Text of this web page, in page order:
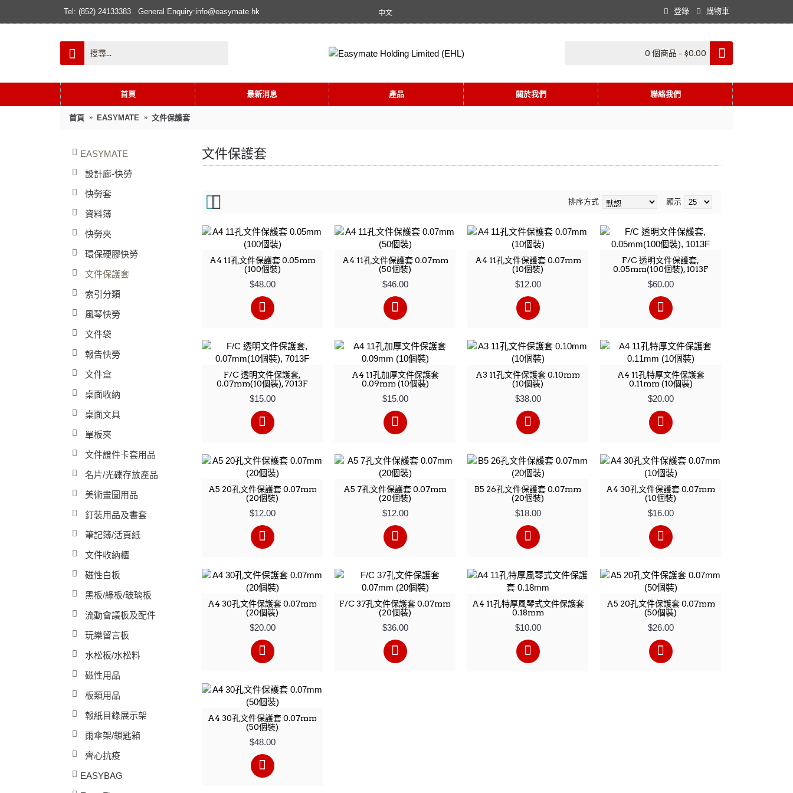
Tel: (852) 24133383 General Enquiry:info@easymate.hk 中文 登錄 購物車
0 個商品 - $0.00
首頁 最新消息 產品 關於我們 聯絡我們
首頁 EASYMATE 文件保護套
EASYMATE
設計廊-快勞
快勞套
資料簿
快勞夾
環保硬膠快勞
文件保護套
索引分類
風琴快勞
文件袋
報告快勞
文件盒
桌面收納
桌面文具
單板夾
文件證件卡套用品
名片/光碟存放產品
美術畫圖用品
釘裝用品及書套
筆記簿/活頁紙
文件收納櫃
磁性白板
黑板/綠板/玻璃板
流動會議板及配件
玩樂留言板
水松板/水松料
磁性用品
板類用品
報紙目錄展示架
雨傘架/鎖匙箱
齊心抗疫
EASYBAG
文件保護套
顯示
排序方式
A4 11孔文件保護套 0.05mm
(100個裝)
$48.00
A4 11孔文件保護套 0.07mm
(50個裝)
$46.00
A4 11孔文件保護套 0.07mm
(10個裝)
$12.00
F/C 透明文件保護套,
0.05mm(100個裝), 1013F
$60.00
F/C 透明文件保護套,
0.07mm(10個裝), 7013F
$15.00
A4 11孔加厚文件保護套
0.09mm (10個裝)
$15.00
A3 11孔文件保護套 0.10mm
(10個裝)
$38.00
A4 11孔特厚文件保護套
0.11mm (10個裝)
$20.00
A5 20孔文件保護套 0.07mm
(20個裝)
$12.00
A5 7孔文件保護套 0.07mm
(20個裝)
$12.00
B5 26孔文件保護套 0.07mm
(20個裝)
$18.00
A4 30孔文件保護套 0.07mm
(10個裝)
$16.00
A4 30孔文件保護套 0.07mm
(20個裝)
$20.00
F/C 37孔文件保護套 0.07mm
(20個裝)
$36.00
A4 11孔特厚風琴式文件保護套
0.18mm
$10.00
A5 20孔文件保護套 0.07mm
(50個裝)
$26.00
A4 30孔文件保護套 0.07mm
(50個裝)
$48.00